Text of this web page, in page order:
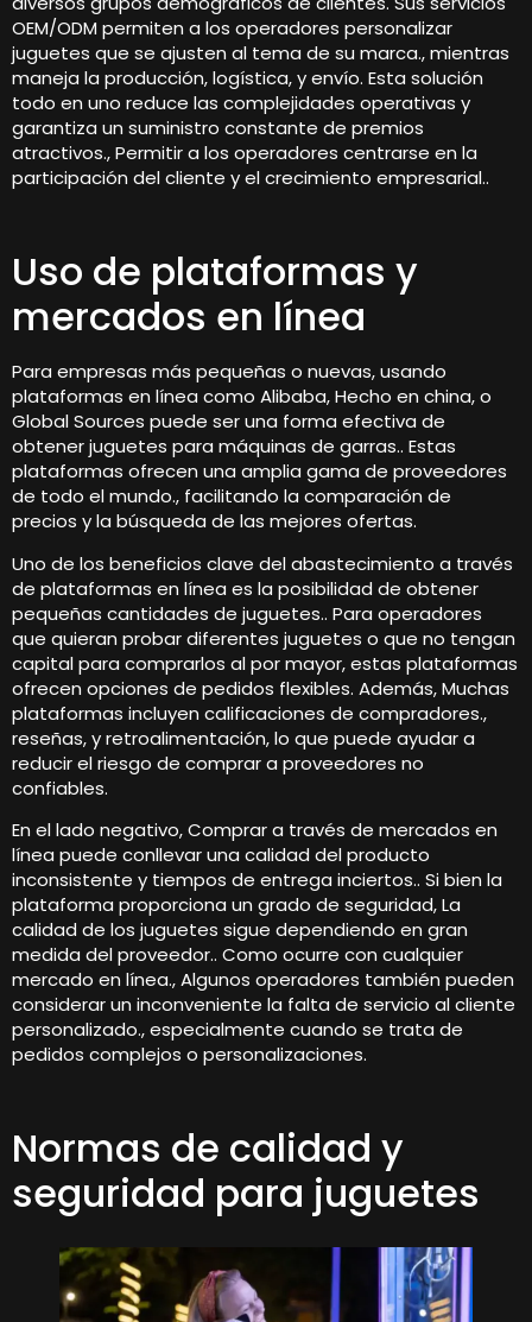
OEM/ODM permiten a los operadores personalizar
juguetes que se ajusten al tema de su marca., mientras
maneja la producción, logística, y envío. Esta solución
todo en uno reduce las complejidades operativas y
garantiza un suministro constante de premios
atractivos., Permitir a los operadores centrarse en la
participación del cliente y el crecimiento empresarial..
Uso de plataformas y
mercados en línea
Para empresas más pequeñas o nuevas, usando
plataformas en línea como Alibaba, Hecho en china, o
Global Sources puede ser una forma efectiva de
obtener juguetes para máquinas de garras.. Estas
plataformas ofrecen una amplia gama de proveedores
de todo el mundo., facilitando la comparación de
precios y la búsqueda de las mejores ofertas.
Uno de los beneficios clave del abastecimiento a través
de plataformas en línea es la posibilidad de obtener
pequeñas cantidades de juguetes.. Para operadores
que quieran probar diferentes juguetes o que no tengan
capital para comprarlos al por mayor, estas plataformas
ofrecen opciones de pedidos flexibles. Además, Muchas
plataformas incluyen calificaciones de compradores.,
reseñas, y retroalimentación, lo que puede ayudar a
reducir el riesgo de comprar a proveedores no
confiables.
En el lado negativo, Comprar a través de mercados en
línea puede conllevar una calidad del producto
inconsistente y tiempos de entrega inciertos.. Si bien la
plataforma proporciona un grado de seguridad, La
calidad de los juguetes sigue dependiendo en gran
medida del proveedor.. Como ocurre con cualquier
mercado en línea., Algunos operadores también pueden
considerar un inconveniente la falta de servicio al cliente
personalizado., especialmente cuando se trata de
pedidos complejos o personalizaciones.
Normas de calidad y
seguridad para juguetes